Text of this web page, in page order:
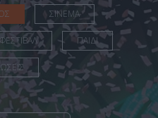
ΣΙΝΕΜΑ
ΦΕΣΤΙΒΑΛ ΠΑΙΔΙ